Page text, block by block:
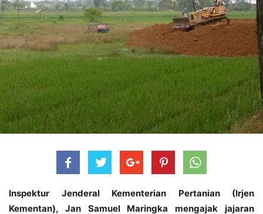
Inspektur Jenderal Kementerian Pertanian (Irjen
Kementan), Jan Samuel Maringka mengajak jajaran